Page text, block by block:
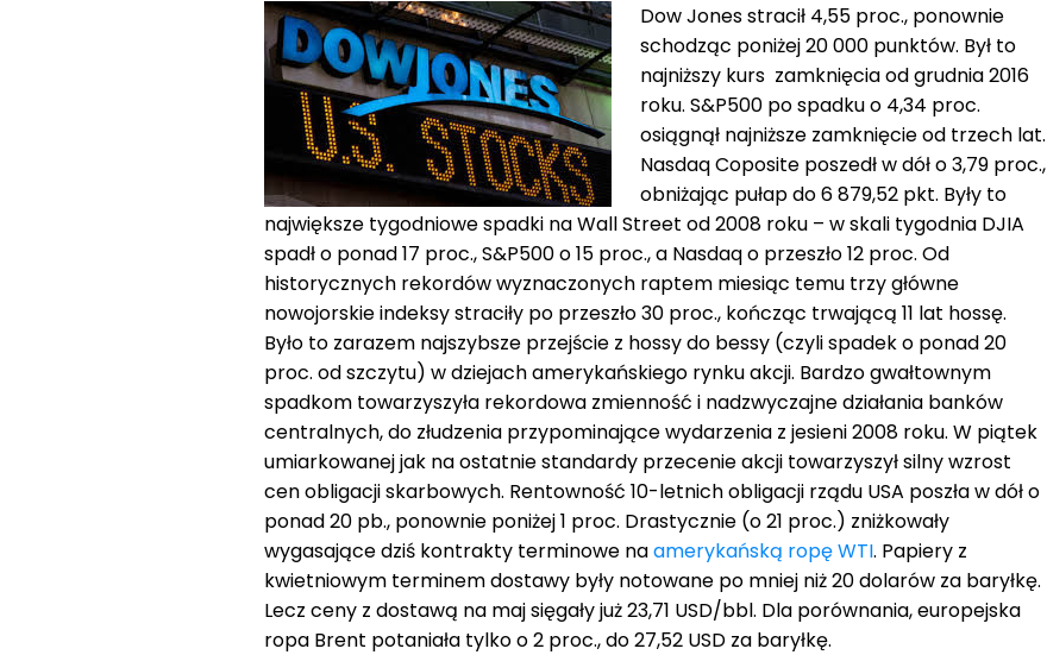
Dow Jones stracił 4,55 proc., ponownie
schodząc poniżej 20 000 punktów. Był to
najniższy kurs zamknięcia od grudnia 2016
roku. S&P500 po spadku o 4,34 proc.
osiągnął najniższe zamknięcie od trzech lat.
Nasdaq Coposite poszedł w dół o 3,79 proc.,
obniżając pułap do 6 879,52 pkt. Były to
największe tygodniowe spadki na Wall Street od 2008 roku – w skali tygodnia DJIA
spadł o ponad 17 proc., S&P500 o 15 proc., a Nasdaq o przeszło 12 proc. Od
historycznych rekordów wyznaczonych raptem miesiąc temu trzy główne
nowojorskie indeksy straciły po przeszło 30 proc., kończąc trwającą 11 lat hossę.
Było to zarazem najszybsze przejście z hossy do bessy (czyli spadek o ponad 20
proc. od szczytu) w dziejach amerykańskiego rynku akcji. Bardzo gwałtownym
spadkom towarzyszyła rekordowa zmienność i nadzwyczajne działania banków
centralnych, do złudzenia przypominające wydarzenia z jesieni 2008 roku. W piątek
umiarkowanej jak na ostatnie standardy przecenie akcji towarzyszył silny wzrost
cen obligacji skarbowych. Rentowność 10-letnich obligacji rządu USA poszła w dół o
ponad 20 pb., ponownie poniżej 1 proc. Drastycznie (o 21 proc.) zniżkowały
wygasające dziś kontrakty terminowe naamerykańską ropę WTI. Papiery z
kwietniowym terminem dostawy były notowane po mniej niż 20 dolarów za baryłkę.
Lecz ceny z dostawą na maj sięgały już 23,71 USD/bbl. Dla porównania, europejska
ropa Brent potaniała tylko o 2 proc., do 27,52 USD za baryłkę.